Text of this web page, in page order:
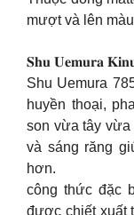
mượt và lên
𝐒𝐡𝐮 𝐔𝐞𝐦𝐮𝐫𝐚
Shu Uemura
huyền thoại,
son vừa tây vừa
và sáng răng
hơn.
công thức đặc
được chiết xuất